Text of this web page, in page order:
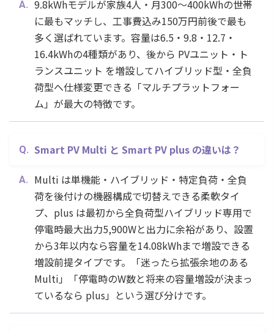
9.8kWhモデルが家族4人・月300〜400kWhの世帯
に最もマッチし、工事費込み150万円前後で最も
多く選ばれています。容量は6.5・9.8・12.7・
16.4kWhの4種類があり、後から PVユニット・ト
ランスユニット を増設してハイブリッド型・全負
荷型へ仕様変更できる「マルチプラットフォー
ム」が最大の特徴です。
Smart PV Multi と Smart PV plus の違いは？
Multi は単機能・ハイブリッド・特定負荷・全負
荷を後付けの機器構成で切替えできる柔軟タイ
プ、plus は最初から全負荷型ハイブリッド専用で
停電時最大出力5,900Wと出力に余裕があり、設置
から3年以内なら容量を14.08kWhまで増設できる
増設前提タイプです。「迷ったら拡張余地のある
Multi」「停電時のW数と将来の容量増設が決まっ
ているなら plus」という選び分けです。